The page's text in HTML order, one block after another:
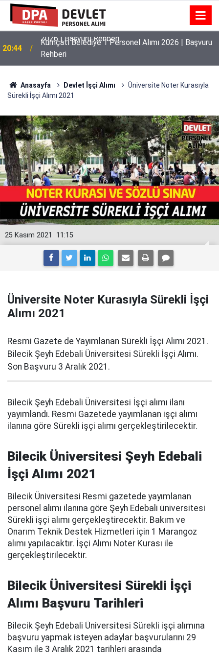
20:44
Kumçatı Belediye 1 Personel Alımı 2026 | Başvuru
Rehberi
Anasayfa Devlet İşçi Alımı
Üniversite Noter Kurasıyla
Sürekli İşçi Alımı 2021
11:15
25 Kasım 2021
Üniversite Noter Kurasıyla Sürekli İşçi
Alımı 2021
Resmi Gazete de Yayımlanan Sürekli İşçi Alımı 2021.
Bilecik Şeyh Edebali Üniversitesi Sürekli İşçi Alımı.
Son Başvuru 3 Aralık 2021.
Bilecik Şeyh Edebali Üniversitesi İşçi alımı ilanı
yayımlandı. Resmi Gazetede yayımlanan işçi alımı
ilanına göre Sürekli işçi alımı gerçekleştirilecektir.
Bilecik Üniversitesi Şeyh Edebali
İşçi Alımı 2021
Bilecik Üniversitesi Resmi gazetede yayımlanan
personel alımı ilanına göre Şeyh Edebali üniversitesi
Sürekli işçi alımı gerçekleştirecektir. Bakım ve
Onarım Teknik Destek Hizmetleri için 1 Marangoz
alımı yapılacaktır. İşçi Alımı Noter Kurası ile
gerçekleştirilecektir.
Bilecik Üniversitesi Sürekli İşçi
Alımı Başvuru Tarihleri
Bilecik Şeyh Edebali Üniversitesi Sürekli işçi alımına
başvuru yapmak isteyen adaylar başvurularını 29
Kasım ile 3 Aralık 2021 tarihleri arasında